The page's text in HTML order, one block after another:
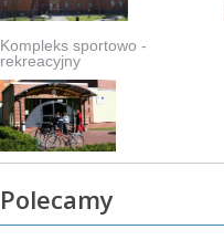
Kompleks sportowo -
rekreacyjny
Polecamy